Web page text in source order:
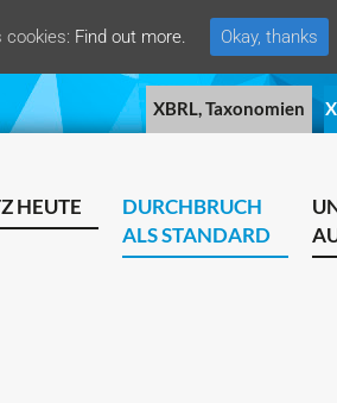
XBRL, Taxonomien
HEUTE
DURCHBRUCH
ALS STANDARD
cookies: Find out more. Okay, thanks